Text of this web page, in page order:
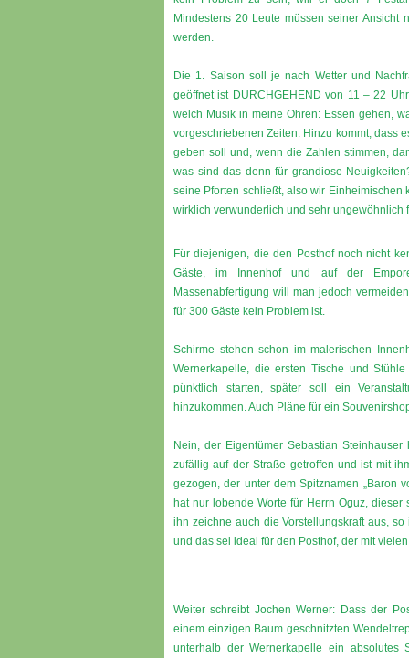
Mindestens 20 Leute müssen seiner Ansicht
werden.
Die 1. Saison soll je nach Wetter und
geöffnet ist DURCHGEHEND von 11 – 22
welch Musik in meine Ohren: Essen gehen,
vorgeschriebenen Zeiten. Hinzu kommt, dass
geben soll und, wenn die Zahlen stimmen,
was sind das denn für grandiose
seine Pforten schließt, also wir
wirklich verwunderlich und sehr ungewöhnlich
Für diejenigen, die den Posthof noch nicht
Gäste, im Innenhof und auf der
Massenabfertigung will man jedoch
für 300 Gäste kein Problem ist.
Schirme stehen schon im malerischen
Wernerkapelle, die ersten Tische und
pünktlich starten, später soll ein
hinzukommen. Auch Pläne für ein
Nein, der Eigentümer Sebastian
zufällig auf der Straße getroffen und ist mit
gezogen, der unter dem Spitznamen „Baron
hat nur lobende Worte für Herrn Oguz,
ihn zeichne auch die Vorstellungskraft aus,
und das sei ideal für den Posthof, der mit
Weiter schreibt Jochen Werner: Dass der
einem einzigen Baum geschnitzten
unterhalb der Wernerkapelle ein absolutes